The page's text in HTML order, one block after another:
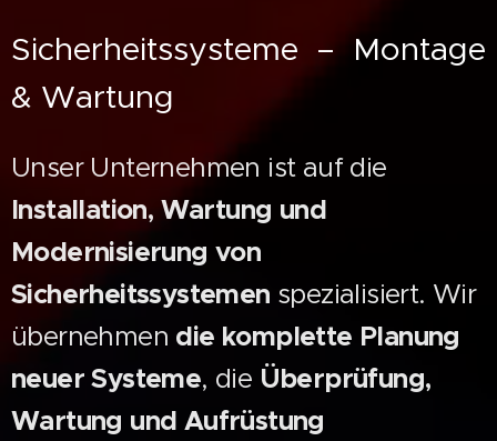
Sicherheitssysteme – Montage
& Wartung
Unser Unternehmen ist auf die
Installation, Wartung und
Modernisierung von
Sicherheitssystemen spezialisiert. Wir
übernehmen die komplette Planung
neuer Systeme, die Überprüfung,
Wartung und Aufrüstung